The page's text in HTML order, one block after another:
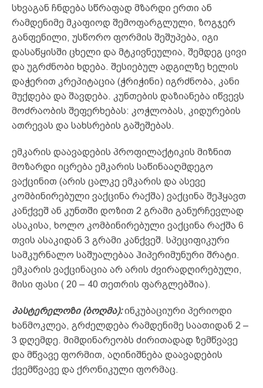
სხვაგან ჩნდება სწრაფად მზარდი ერთი ან
რამდენიმე მკაფიოდ შემოფარგლული, ზოგჯერ
განფენილი, უსწორო ფორმის შეშუპება, იგი
დასაწყისში ცხელი და მტკივნეულია, შემდეგ ცივი
და უგრძნობი ხდება. შესიებულ ადგილზე ხელის
დაჭერით კრეპიტაცია (ჭრიჭინი) იგრძნობა, კანი
მუქდება და შავდება. კუნთების დაზიანება იწვევს
მოძრაობის შეფერხებას: კოჭლობას, კიდურების
ათრევას და სახსრების გაშეშებას.
ემკარის დაავადების პროფილაქტიკის მიზნით
მოზარდი იცრება ემკარის საწინააღმდეგო
ვაქცინით (არის ცალკე ემკარის და ასევე
კომბინირებული ვაქცინა რაქშა) ვაქცინა შეჰყავთ
კანქვეშ ან კუნთში დოზით 2 გრამი განურჩევლად
ასაკისა, ხოლო კომბინირებული ვაქცინა რაქშა 6
თვის ასაკიდან 3 გრამი კანქვეშ. სპეციფიკური
სამკურნალო საშუალებაა ჰიპერიმუნური შრატი.
ემკარის ვაქცინაცია არ არის ძვირადღირებული,
მისი ფასი ( 20 – 40 თეთრის ფარგლებშია).
პასტერელოზი (ბოღმა):ინკუბაციური პერიოდი
ხანმოკლეა, გრძელდება რამდენიმე საათიდან 2 –
3 დღემდე. მიმდინარეობს ძირითადად ზემწვავე
და მწვავე ფორმით, აღინიშნება დაავადების
ქვემწვავე და ქრონიკული ფორმაც.